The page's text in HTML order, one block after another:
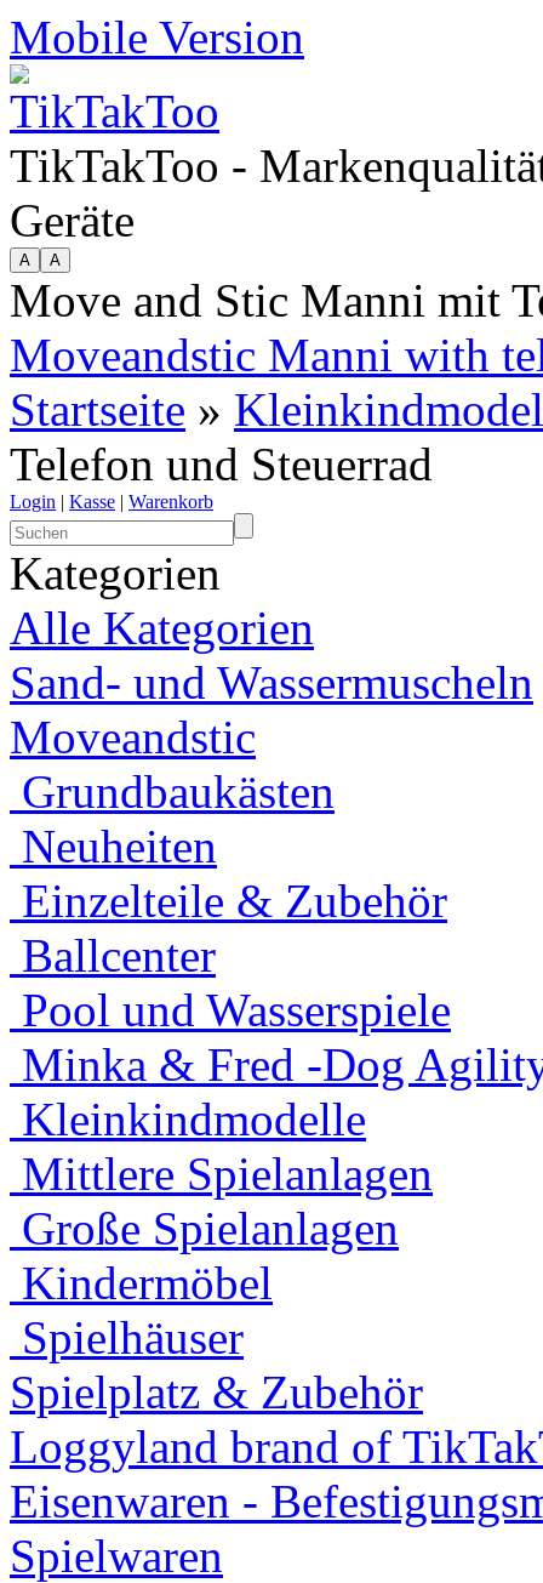
Mobile Version
TikTakToo -
Geräte
Move and Stic Manni mit
Moveandstic Manni with
Startseite »
Telefon und Steuerrad
Login | Kasse | Warenkorb
Kategorien
Alle Kategorien
Sand- und Wassermuscheln
Moveandstic
Grundbaukästen
Neuheiten
Einzelteile & Zubehör
Ballcenter
Pool und Wasserspiele
Minka & Fred -Dog
Kleinkindmodelle
Mittlere Spielanlagen
Große Spielanlagen
Kindermöbel
Spielhäuser
Spielplatz & Zubehör
Loggyland brand of
Eisenwaren -
Spielwaren